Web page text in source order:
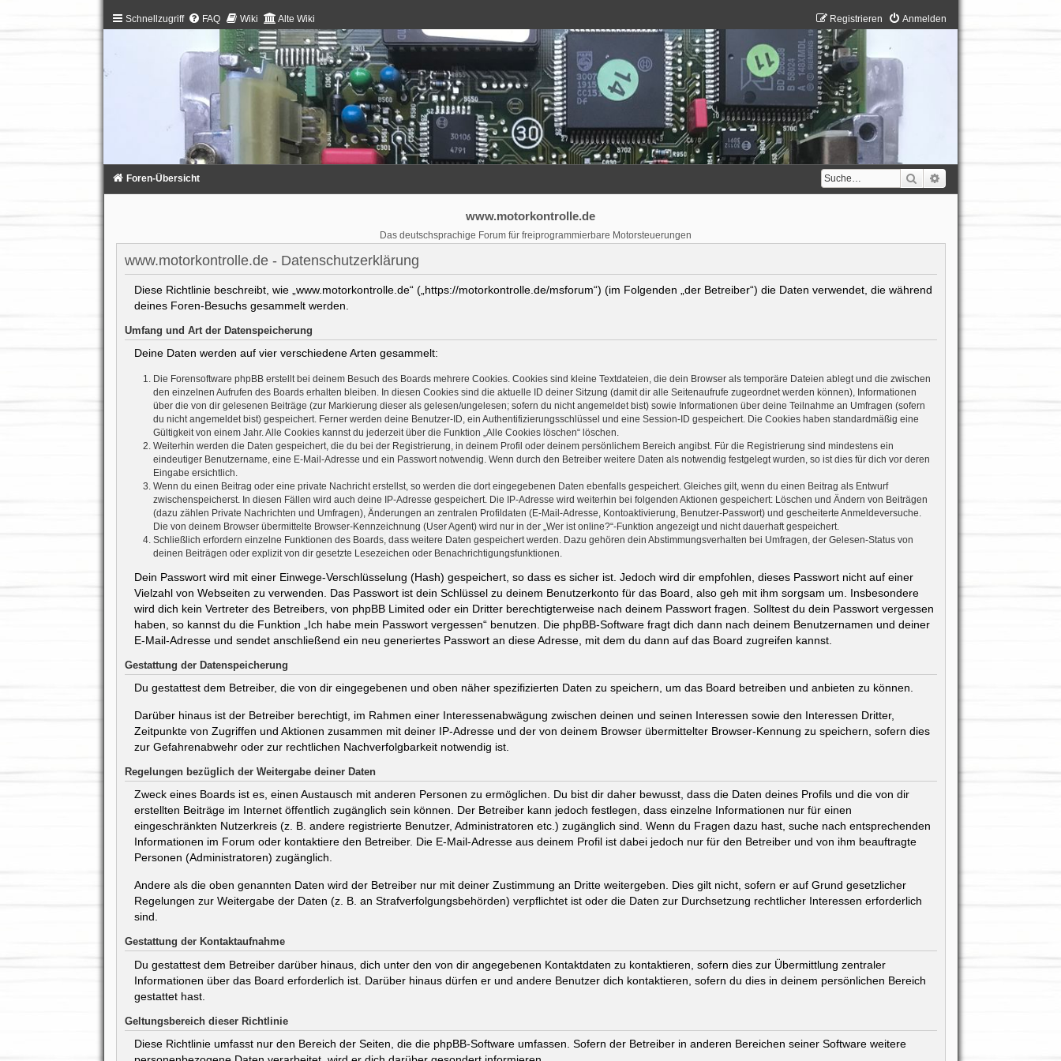
Schnellzugriff FAQ Wiki Alte Wiki Anmelden
Registrieren
Suche
Foren-Übersicht
www.motorkontrolle.de
Das deutschsprachige Forum für freiprogrammierbare Motorsteuerungen
www.motorkontrolle.de - Datenschutzerklärung
Diese Richtlinie beschreibt, wie „www.motorkontrolle.de“ („https://motorkontrolle.de/msforum“) (im Folgenden „der Betreiber“) die Daten verwendet, die während
deines Foren-Besuchs gesammelt werden.
Umfang und Art der Datenspeicherung
Deine Daten werden auf vier verschiedene Arten gesammelt:
Die Forensoftware phpBB erstellt bei deinem Besuch des Boards mehrere Cookies. Cookies sind kleine Textdateien, die dein Browser als temporäre Dateien ablegt und die zwischen
den einzelnen Aufrufen des Boards erhalten bleiben. In diesen Cookies sind die aktuelle ID deiner Sitzung (damit dir alle Seitenaufrufe zugeordnet werden können), Informationen
über die von dir gelesenen Beiträge (zur Markierung dieser als gelesen/ungelesen; sofern du nicht angemeldet bist) sowie Informationen über deine Teilnahme an Umfragen (sofern
du nicht angemeldet bist) gespeichert. Ferner werden deine Benutzer-ID, ein Authentifizierungsschlüssel und eine Session-ID gespeichert. Die Cookies haben standardmäßig eine
Gültigkeit von einem Jahr. Alle Cookies kannst du jederzeit über die Funktion „Alle Cookies löschen“ löschen.
Weiterhin werden die Daten gespeichert, die du bei der Registrierung, in deinem Profil oder deinem persönlichem Bereich angibst. Für die Registrierung sind mindestens ein
eindeutiger Benutzername, eine E-Mail-Adresse und ein Passwort notwendig. Wenn durch den Betreiber weitere Daten als notwendig festgelegt wurden, so ist dies für dich vor deren
Eingabe ersichtlich.
Wenn du einen Beitrag oder eine private Nachricht erstellst, so werden die dort eingegebenen Daten ebenfalls gespeichert. Gleiches gilt, wenn du einen Beitrag als Entwurf
zwischenspeicherst. In diesen Fällen wird auch deine IP-Adresse gespeichert. Die IP-Adresse wird weiterhin bei folgenden Aktionen gespeichert: Löschen und Ändern von Beiträgen
(dazu zählen Private Nachrichten und Umfragen), Änderungen an zentralen Profildaten (E-Mail-Adresse, Kontoaktivierung, Benutzer-Passwort) und gescheiterte Anmeldeversuche.
Die von deinem Browser übermittelte Browser-Kennzeichnung (User Agent) wird nur in der „Wer ist online?“-Funktion angezeigt und nicht dauerhaft gespeichert.
Schließlich erfordern einzelne Funktionen des Boards, dass weitere Daten gespeichert werden. Dazu gehören dein Abstimmungsverhalten bei Umfragen, der Gelesen-Status von
deinen Beiträgen oder explizit von dir gesetzte Lesezeichen oder Benachrichtigungsfunktionen.
Dein Passwort wird mit einer Einwege-Verschlüsselung (Hash) gespeichert, so dass es sicher ist. Jedoch wird dir empfohlen, dieses Passwort nicht auf einer
Vielzahl von Webseiten zu verwenden. Das Passwort ist dein Schlüssel zu deinem Benutzerkonto für das Board, also geh mit ihm sorgsam um. Insbesondere
wird dich kein Vertreter des Betreibers, von phpBB Limited oder ein Dritter berechtigterweise nach deinem Passwort fragen. Solltest du dein Passwort vergessen
haben, so kannst du die Funktion „Ich habe mein Passwort vergessen“ benutzen. Die phpBB-Software fragt dich dann nach deinem Benutzernamen und deiner
E-Mail-Adresse und sendet anschließend ein neu generiertes Passwort an diese Adresse, mit dem du dann auf das Board zugreifen kannst.
Gestattung der Datenspeicherung
Du gestattest dem Betreiber, die von dir eingegebenen und oben näher spezifizierten Daten zu speichern, um das Board betreiben und anbieten zu können.
Darüber hinaus ist der Betreiber berechtigt, im Rahmen einer Interessenabwägung zwischen deinen und seinen Interessen sowie den Interessen Dritter,
Zeitpunkte von Zugriffen und Aktionen zusammen mit deiner IP-Adresse und der von deinem Browser übermittelter Browser-Kennung zu speichern, sofern dies
zur Gefahrenabwehr oder zur rechtlichen Nachverfolgbarkeit notwendig ist.
Regelungen bezüglich der Weitergabe deiner Daten
Zweck eines Boards ist es, einen Austausch mit anderen Personen zu ermöglichen. Du bist dir daher bewusst, dass die Daten deines Profils und die von dir
erstellten Beiträge im Internet öffentlich zugänglich sein können. Der Betreiber kann jedoch festlegen, dass einzelne Informationen nur für einen
eingeschränkten Nutzerkreis (z. B. andere registrierte Benutzer, Administratoren etc.) zugänglich sind. Wenn du Fragen dazu hast, suche nach entsprechenden
Informationen im Forum oder kontaktiere den Betreiber. Die E-Mail-Adresse aus deinem Profil ist dabei jedoch nur für den Betreiber und von ihm beauftragte
Personen (Administratoren) zugänglich.
Andere als die oben genannten Daten wird der Betreiber nur mit deiner Zustimmung an Dritte weitergeben. Dies gilt nicht, sofern er auf Grund gesetzlicher
Regelungen zur Weitergabe der Daten (z. B. an Strafverfolgungsbehörden) verpflichtet ist oder die Daten zur Durchsetzung rechtlicher Interessen erforderlich
sind.
Gestattung der Kontaktaufnahme
Du gestattest dem Betreiber darüber hinaus, dich unter den von dir angegebenen Kontaktdaten zu kontaktieren, sofern dies zur Übermittlung zentraler
Informationen über das Board erforderlich ist. Darüber hinaus dürfen er und andere Benutzer dich kontaktieren, sofern du dies in deinem persönlichen Bereich
gestattet hast.
Geltungsbereich dieser Richtlinie
Diese Richtlinie umfasst nur den Bereich der Seiten, die die phpBB-Software umfassen. Sofern der Betreiber in anderen Bereichen seiner Software weitere